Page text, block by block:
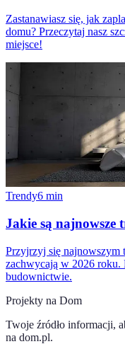
Zastanawiasz się, jak
domu? Przeczytaj nasz
miejsce!
Trendy6 min
Jakie są najnowsze
Przyjrzyj się najnowszym
zachwycają w 2026 roku.
budownictwie.
Projekty na Dom
Twoje źródło informacji,
na dom.pl.